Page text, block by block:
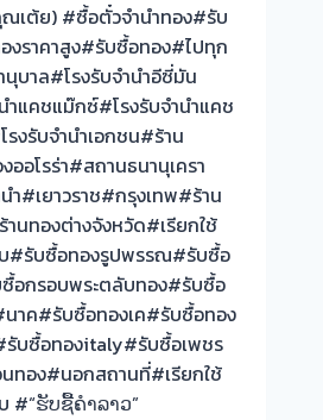
บ
อ
ตั๋ว
ำนำ
อง
บ
ซื้อ
อง
|
ลาด
าลา
า
ครปฐม
เต้ย) #ซื้อตั๋วจำนำทอง#รับ
งราคาสูง#รับซื้อทอง#ไปทุก
บาล#โรงรับจำนำอีซี่มัน
ำแคชแม๊กซ์#โรงรับจำนำแคช
รงรับจำนำเอกชน#ร้าน
ออโรร่า#สถานธนานุเครา
ำ#เยาวราช#กรุงเทพ#ร้าน
านทองต่างจังหวัด#เรียกใช้
#รับซื้อทองรูปพรรณ#รับซื้อ
อกรอบพระตลับทอง#รับซื้อ
าค#รับซื้อทองเค#รับซื้อทอง
รับซื้อทองitaly#รับซื้อเพชร
ทอง#นอกสถานที่#เรียกใช้
#“ຮັບຊື້ຄຳລາວ”